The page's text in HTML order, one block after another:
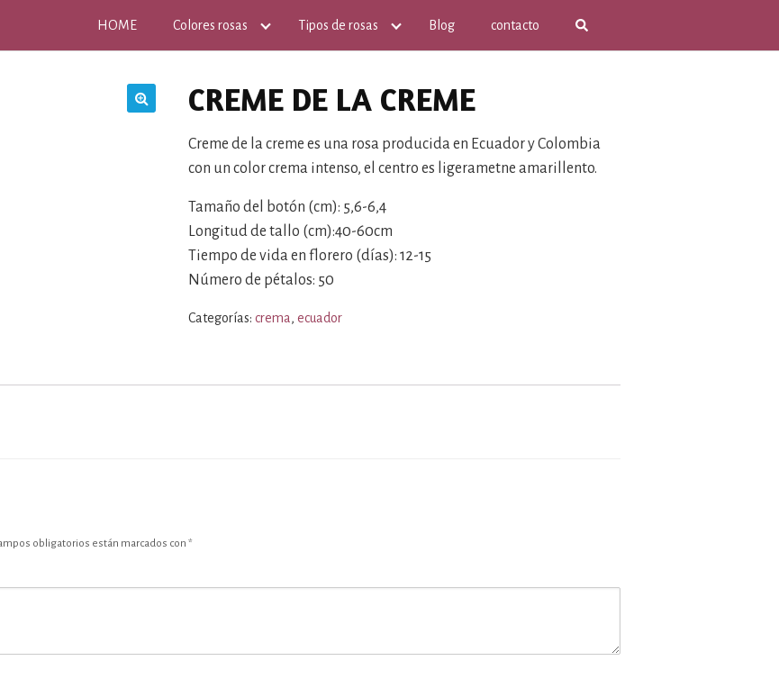
HOME Colores rosas Tipos de rosas Blog contacto
CREME DE LA CREME
Creme de la creme es una rosa producida en Ecuador y Colombia
con un color crema intenso, el centro es ligerametne amarillento.
Tamaño del botón (cm): 5,6-6,4
Longitud de tallo (cm):40-60cm
Tiempo de vida en florero (días): 12-15
Número de pétalos: 50
Categorías: crema, ecuador
obligatorios están marcados con *